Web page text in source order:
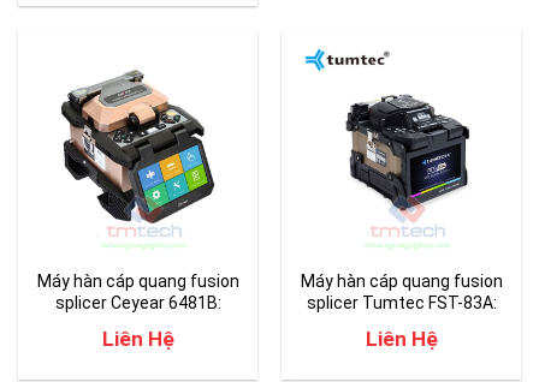
24.000.000₫.
Máy hàn cáp quang fusion
splicer Ceyear 6481B:
Liên Hệ
Máy hàn cáp quang fusion
splicer Tumtec FST-83A:
FTTx, camera, building,…
Liên Hệ